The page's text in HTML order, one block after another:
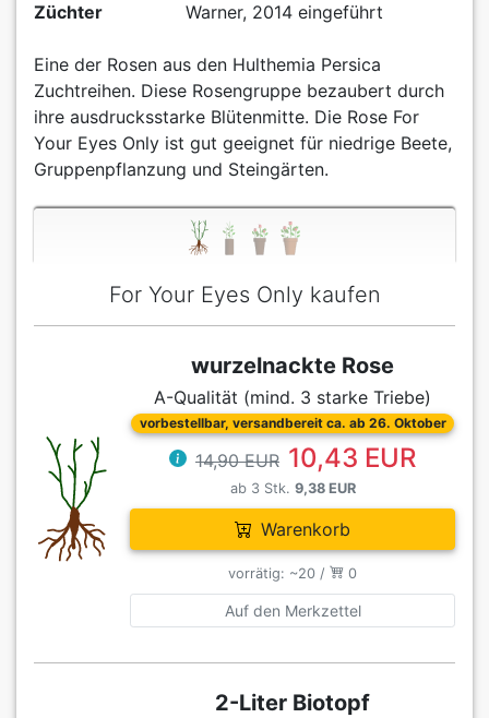
Züchter
Warner, 2014 eingeführt
Eine der Rosen aus den Hulthemia Persica
Zuchtreihen. Diese Rosengruppe bezaubert durch
ihre ausdrucksstarke Blütenmitte. Die Rose For
Your Eyes Only ist gut geeignet für niedrige Beete,
Gruppenpflanzung und Steingärten.
For Your Eyes Only kaufen
wurzelnackte Rose
A-Qualität (mind. 3 starke Triebe)
vorbestellbar, versandbereit ca. ab 26. Oktober
14,90 EUR 10,43 EUR
ab 3 Stk. 9,38 EUR
Warenkorb
vorrätig: ~20 / 0
Auf den Merkzettel
2-Liter Biotopf